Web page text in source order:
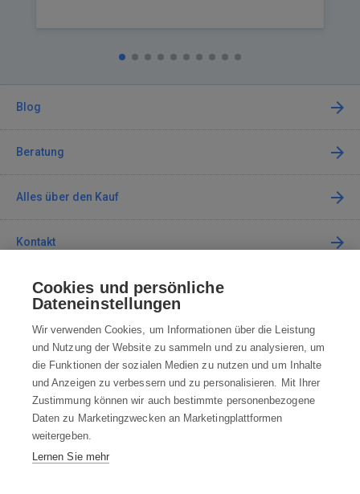
Blog
Beratung
Alles über den Kauf
Kontakt
Kontaktieren Sie uns
info@robotworld.de
+49 25 197 159 962 Mo-Fr 8:00—16:00 Uhr
ALLE KONTAKTE
WIDERRUFSBELEHRUNG
Cookies und persönliche
Dateneinstellungen
Wir verwenden Cookies, um Informationen über die Leistung
und Nutzung der Website zu sammeln und zu analysieren, um
die Funktionen der sozialen Medien zu nutzen und um Inhalte
und Anzeigen zu verbessern und zu personalisieren. Mit Ihrer
Zustimmung können wir auch bestimmte personenbezogene
Daten zu Marketingzwecken an Marketingplattformen
weitergeben.
Lernen Sie mehr